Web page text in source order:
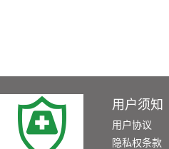
用户须知
用户协议
隐私权条款